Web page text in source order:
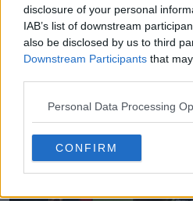
disclosure of your personal
IAB’s list of downstream
also be disclosed by us to third
Downstream Participants that
Personal Data Processing
CONFIRM
FIFA Kit Creator - Crée et
tenues
OFFICIEL FIFA Kit Creator